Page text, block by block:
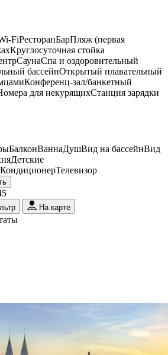
FiРесторанБарПляж (первая
Круглосуточная стойка
СаунаСпа и оздоровительный
бассейнОткрытый плавательный
Конференц-зал/банкетный
для некурящихCтанция зарядки
БалконВаннаДушВид на бассейнВид
Детские
КондиционерТелевизор
На карте